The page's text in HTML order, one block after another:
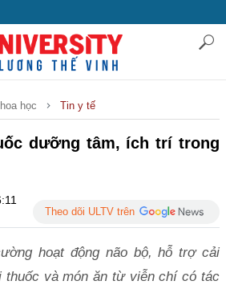
học Tin y tế
dưỡng tâm, ích trí trong
Theo dõi ULTV trên
hoạt động não bộ, hỗ trợ cải
thuốc và món ăn từ viễn chí có tác